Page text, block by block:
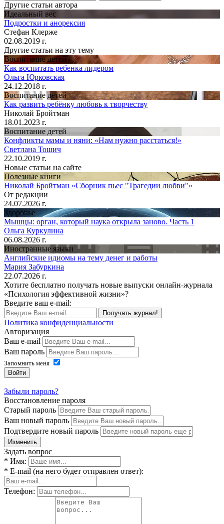
Другие статьи автора
Идеальный вес
Подростки и анорексия
Стефан Клерже
02.08.2019 г.
Другие статьи на эту тему
Воспитание детей
Как воспитать ребенка лидером
Ольга Юрковская
24.12.2018 г.
Воспитание детей
Как развить ребёнку любовь к творчеству
Николай Бройтман
18.01.2023 г.
Воспитание детей
Конфликты мамы и няни: «Нам нужно расстаться!»
Светлана Тошич
22.10.2019 г.
Новые статьи на сайте
Полезные книги
Николай Бройтман «Сборник пьес "Трагедии любви"»
От редакции
24.07.2026 г.
Здоровье
Мышцы: орган, который наука открыла заново. Часть 1
Ольга Куркулина
06.08.2026 г.
Иностранные языки
Английские идиомы на тему денег и работы
Мария Забуркина
22.07.2026 г.
Хотите бесплатно получать новые выпуски онлайн-журнала
«Психология эффективной жизни»?
Введите ваш e-mail:
Получать журнал!
Политика конфиденциальности
Авторизация
Ваш e-mail
Ваш пароль
Запомнить меня
Войти
Забыли пароль?
Восстановление пароля
Старый пароль
Ваш новый пароль
Подтвердите новый пароль
Изменить
Задать вопрос
* Имя:
* E-mail (на него будет отправлен ответ):
Телефон: